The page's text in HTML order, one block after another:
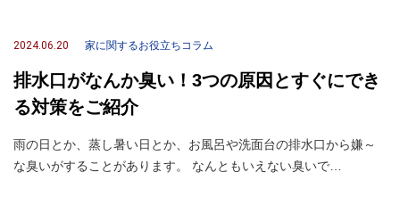
2024.06.20 家に関するお役立ちコラム
排水口がなんか臭い！3つの原因とすぐにでき
る対策をご紹介
雨の日とか、蒸し暑い日とか、お風呂や洗面台の排水口から嫌～
な臭いがすることがあります。 なんともいえない臭いで…